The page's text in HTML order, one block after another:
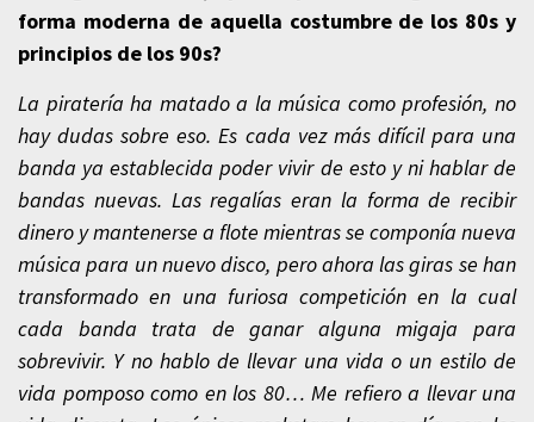
forma moderna de aquella costumbre de los 80s y
principios de los 90s?
La piratería ha matado a la música como profesión, no
hay dudas sobre eso. Es cada vez más difícil para una
banda ya establecida poder vivir de esto y ni hablar de
bandas nuevas. Las regalías eran la forma de recibir
dinero y mantenerse a flote mientras se componía nueva
música para un nuevo disco, pero ahora las giras se han
transformado en una furiosa competición en la cual
cada banda trata de ganar alguna migaja para
sobrevivir. Y no hablo de llevar una vida o un estilo de
vida pomposo como en los 80… Me refiero a llevar una